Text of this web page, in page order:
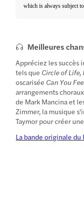
which is always subject
Meilleures
Appréciez les succès
tels que Circle of
oscarisée Can You
arrangements
de Mark Mancina et
Zimmer, la musique
Taymor pour créer
La bande originale du